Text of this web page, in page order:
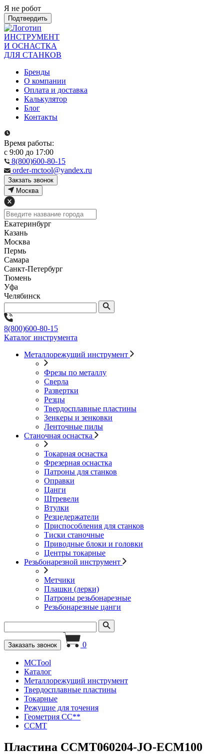
Я не робот
Подтвердить
ИНСТРУМЕНТ
И ОСНАСТКА
ДЛЯ СТАНКОВ
Бренды
О компании
Оплата и доставка
Калькулятор
Блог
Контакты
Время работы:
с 9:00 до 17:00
8(800)600-80-15
order-mctool@yandex.ru
Закзать звонок
Москва
Екатеринбург
Казань
Москва
Пермь
Самара
Санкт-Петербург
Тюмень
Уфа
Челябинск
8(800)600-80-15
Каталог инструмента
Металлорежущий инструмент
Фрезы по металлу
Сверла
Развертки
Резцы
Твердосплавные пластины
Зенкеры и зенковки
Ленточные пилы
Станочная оснастка
Токарная оснастка
Фрезерная оснастка
Патроны для станков
Оправки
Цанги
Штревели
Втулки
Резцедержатели
Приспособления для станков
Тиски станочные
Приводные блоки и головки
Центры токарные
Резьбонарезной инструмент
Метчики
Плашки (лерки)
Патроны резьбонарезные
Резьбонарезные цанги
Заказать звонок 0
MCTool
Каталог
Металлорежущий инструмент
Твердосплавные пластины
Токарные
Режущие для точения
Геометрия CC**
CCMT
Пластина ССMT060204-JO-ECM100